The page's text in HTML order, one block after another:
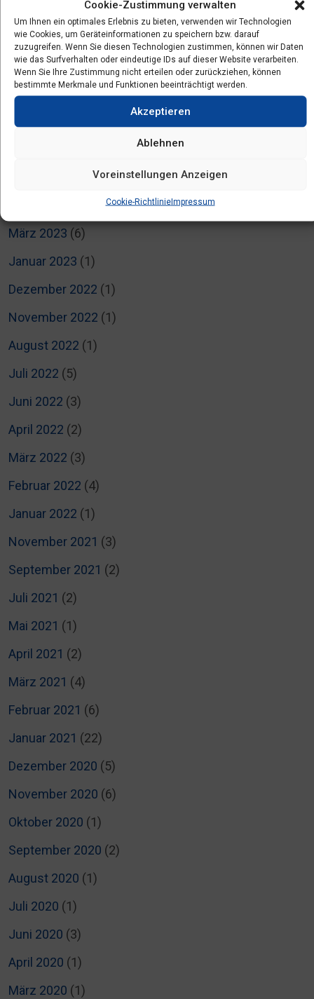
Cookie-Zustimmung verwalten
Um Ihnen ein optimales Erlebnis zu bieten, verwenden wir Technologien
wie Cookies, um Geräteinformationen zu speichern bzw. darauf
zuzugreifen. Wenn Sie diesen Technologien zustimmen, können wir Daten
wie das Surfverhalten oder eindeutige IDs auf dieser Website verarbeiten.
Wenn Sie Ihre Zustimmung nicht erteilen oder zurückziehen, können
bestimmte Merkmale und Funktionen beeinträchtigt werden.
Akzeptieren
Ablehnen
Voreinstellungen Anzeigen
Cookie-RichtlinieImpressum
(2)
Dezember 2023(3)
Oktober 2023(2)
September 2023(2)
Juli 2023
März 2023 (6)
Januar 2023 (1)
Dezember 2022 (1)
November 2022 (1)
August 2022 (1)
Juli 2022 (5)
Juni 2022 (3)
April 2022 (2)
März 2022 (3)
Februar 2022 (4)
Januar 2022 (1)
November 2021 (3)
September 2021 (2)
Juli 2021 (2)
Mai 2021 (1)
April 2021 (2)
März 2021 (4)
Februar 2021 (6)
Januar 2021 (22)
Dezember 2020 (5)
November 2020 (6)
Oktober 2020 (1)
September 2020 (2)
August 2020 (1)
Juli 2020 (1)
Juni 2020 (3)
April 2020 (1)
März 2020 (1)